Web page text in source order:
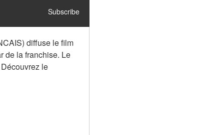
Subscribe
diffuse le film
de la franchise. Le
le